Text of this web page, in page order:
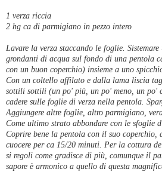
1 verza riccia
2 hg ca di parmigiano in pezzo intero
Lavare la verza staccando le foglie.
grondanti di acqua sul fondo di una pentola
con un buon coperchio) insieme a uno
Con un coltello affilato e dalla lama liscia
sottili sottili (un po' più, un po' meno, un po'
cadere sulle foglie di verza nella pentola.
Aggiungere altre foglie, altro parmigiano,
Come ultimo strato abbondare con le sfoglie
Coprire bene la pentola con il suo coperchio,
cuocere per ca 15/20 minuti. Per la cottura
si regoli come gradisce di più, comunque il
sapore è armonico a quello di questa